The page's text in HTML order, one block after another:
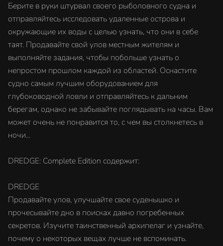
Берите в руки штурвал своего рыболовного судна и
отправляйтесь исследовать удаленные острова и
окружающие их воды с целью узнать, что они в себе
таят. Продавайте свой улов местным жителям и
выполняйте задания, чтобы побольше узнать о
непростом прошлом каждой из областей. Оснастите
судно самым лучшим оборудованием для
глубоководной ловли и отправляйтесь к дальним
берегам, однако не забывайте поглядывать на часы. Вам
может очень не понравится то, с чем вы столкнетесь в
ночи...
DREDGE: Complete Edition содержит:
DREDGE
Продавайте улов, улучшайте свое суденышко и
прочесывайте дно в поисках давно погребенных
секретов. Изучите таинственный архипелаг и узнайте,
почему о некоторых вещах лучше не вспоминать.